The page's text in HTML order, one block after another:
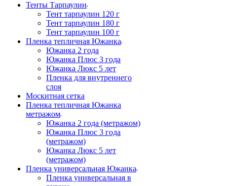
Тенты Тарпаулин
Тент тарпаулин 120 г
Тент тарпаулин 180 г
Тент тарпаулин 100 г
Пленка тепличная Южанка
Южанка 2 года
Южанка Плюс 3 года
Южанка Люкс 5 лет
Пленка для внутреннего
слоя
Москитная сетка
Пленка тепличная Южанка
метражом
Южанка 2 года (метражом)
Южанка Плюс 3 года
(метражом)
Южанка Люкс 5 лет
(метражом)
Пленка универсальная Южанка
Пленка универсальная в